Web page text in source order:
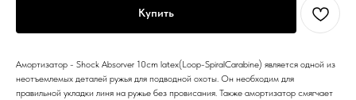
Купить
Амортизатор - Shock Absorver 10cm latex(Loop-SpiralCarabine) является одной из
неотъемлемых деталей ружья для подводной охоты. Он необходим для
правильной укладки линя на ружье без провисания. Также амортизатор смягчает